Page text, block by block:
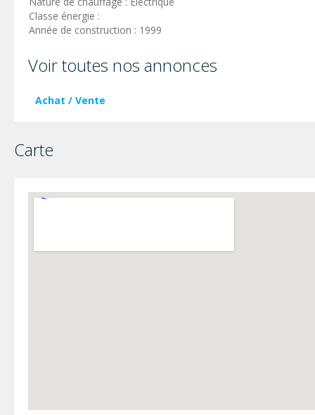
Classe énergie :
Année de construction : 1999
Voir toutes nos annonces
Achat / Vente
Carte